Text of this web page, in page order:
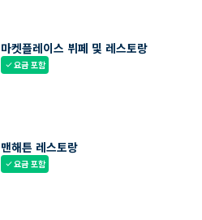
마켓플레이스 뷔페 및 레스토랑
check요금 포함
맨해튼 레스토랑
check요금 포함